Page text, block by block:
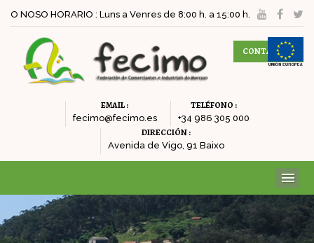
O NOSO HORARIO : Luns a Venres de 8:00 h. a 15:00 h.
CONTACTAR
EMAIL :
fecimo@fecimo.es
TELÉFONO :
+34 986 305 000
DIRECCIÓN :
Avenida de Vigo, 91 Baixo